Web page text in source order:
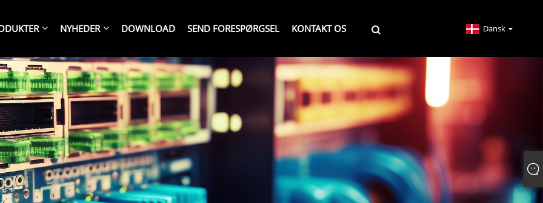
NYHEDER DOWNLOAD SEND FORESPØRGSEL KONTAKT OS Dansk